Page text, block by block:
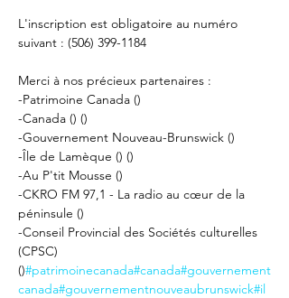
L'inscription est obligatoire au numéro
suivant : (506) 399-1184
Merci à nos précieux partenaires :
-Patrimoine Canada ()
-Canada () ()
-Gouvernement Nouveau-Brunswick ()
-Île de Lamèque () ()
-Au P'tit Mousse ()
-CKRO FM 97,1 - La radio au cœur de la
péninsule ()
-Conseil Provincial des Sociétés culturelles
(CPSC)
()#patrimoinecanada#canada#gouvernement
canada#gouvernementnouveaubrunswick#il